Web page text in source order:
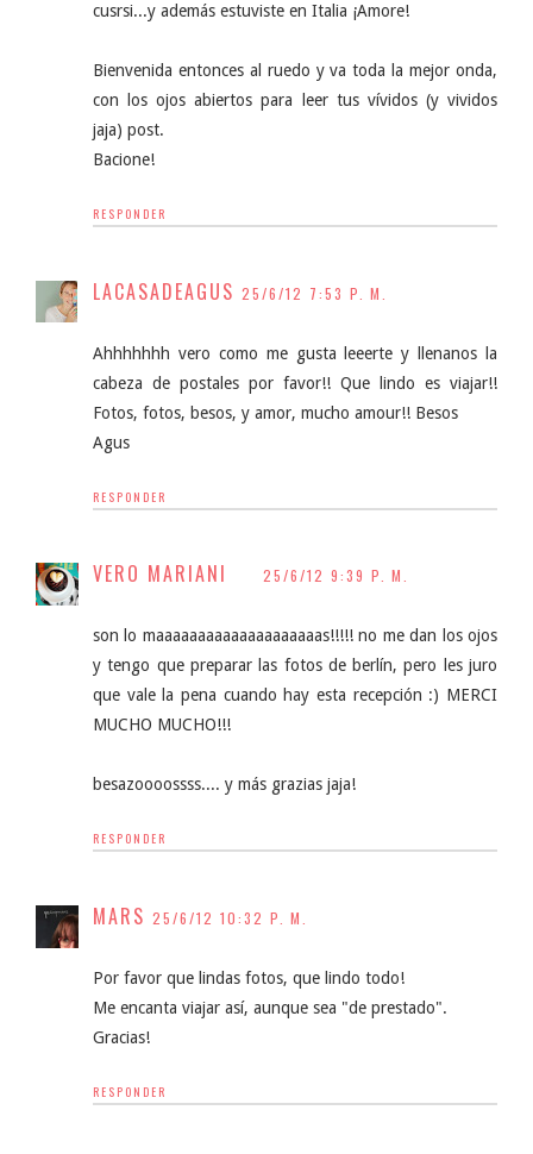
cusrsi...y además estuviste en Italia ¡Amore!
Bienvenida entonces al ruedo y va toda la mejor onda,
con los ojos abiertos para leer tus vívidos (y vividos
jaja) post.
Bacione!
RESPONDER
LACASADEAGUS 25/6/12 7:53 P. M.
Ahhhhhhh vero como me gusta leeerte y llenanos la
cabeza de postales por favor!! Que lindo es viajar!!
Fotos, fotos, besos, y amor, mucho amour!! Besos
Agus
RESPONDER
VERO MARIANI 25/6/12 9:39 P. M.
son lo maaaaaaaaaaaaaaaaaaaas!!!!! no me dan los ojos
y tengo que preparar las fotos de berlín, pero les juro
que vale la pena cuando hay esta recepción :) MERCI
MUCHO MUCHO!!!
besazoooossss.... y más grazias jaja!
RESPONDER
MARS 25/6/12 10:32 P. M.
Por favor que lindas fotos, que lindo todo!
Me encanta viajar así, aunque sea "de prestado".
Gracias!
RESPONDER